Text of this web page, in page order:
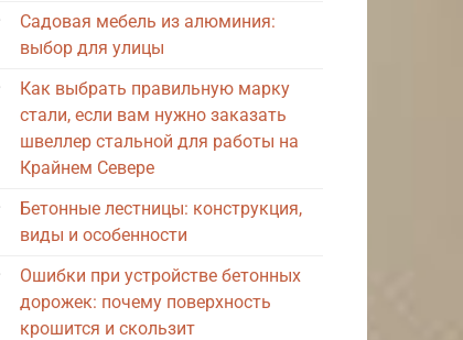
Садовая мебель из алюминия:
выбор для улицы
Как выбрать правильную марку
стали, если вам нужно заказать
швеллер стальной для работы на
Крайнем Севере
Бетонные лестницы: конструкция,
виды и особенности
Ошибки при устройстве бетонных
дорожек: почему поверхность
крошится и скользит